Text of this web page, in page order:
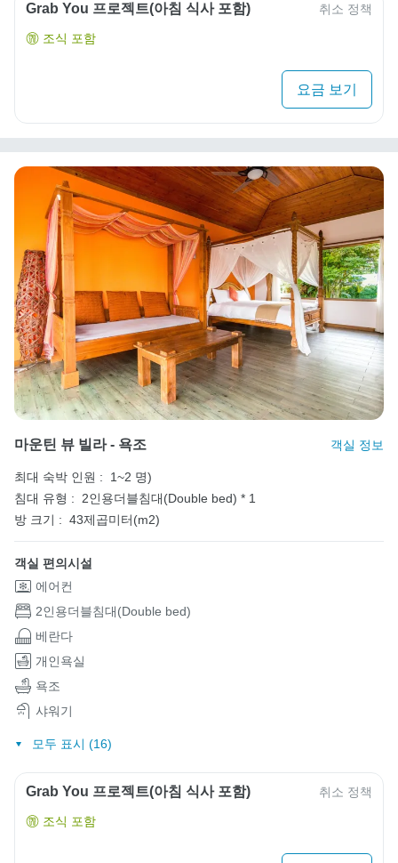
Grab You 프로젝트(아침 식사 포함) 취소 정책
조식 포함
요금 보기
마운틴 뷰 빌라 - 욕조 객실 정보
최대 숙박 인원 :
1~2 명)
침대 유형 : 2인용더블침대(Double bed) * 1
방 크기 : 43제곱미터(m2)
객실 편의시설
에어컨
2인용더블침대(Double bed)
베란다
개인욕실
욕조
샤워기
모두 표시 (16)
Grab You 프로젝트(아침 식사 포함) 취소 정책
조식 포함